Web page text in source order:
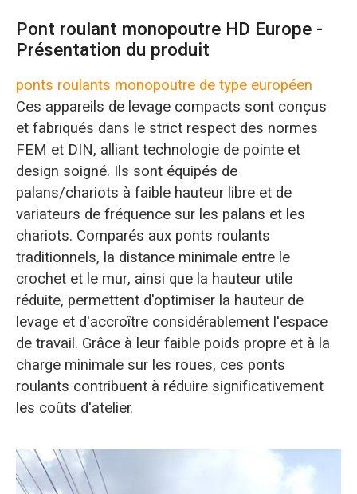
Pont roulant monopoutre HD Europe -
Présentation du produit
ponts roulants monopoutre de type européen
Ces appareils de levage compacts sont conçus
et fabriqués dans le strict respect des normes
FEM et DIN, alliant technologie de pointe et
design soigné. Ils sont équipés de
palans/chariots à faible hauteur libre et de
variateurs de fréquence sur les palans et les
chariots. Comparés aux ponts roulants
traditionnels, la distance minimale entre le
crochet et le mur, ainsi que la hauteur utile
réduite, permettent d'optimiser la hauteur de
levage et d'accroître considérablement l'espace
de travail. Grâce à leur faible poids propre et à la
charge minimale sur les roues, ces ponts
roulants contribuent à réduire significativement
les coûts d'atelier.